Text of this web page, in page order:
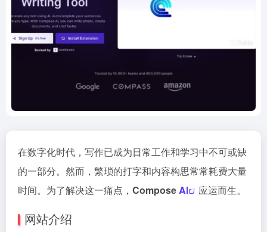
在数字化时代，写作已成为日常工作和学习中不可或缺
的一部分。然而，繁琐的打字和内容构思常常耗费大量
时间。为了解决这一痛点， ComposeAI 应运而生。
网站介绍